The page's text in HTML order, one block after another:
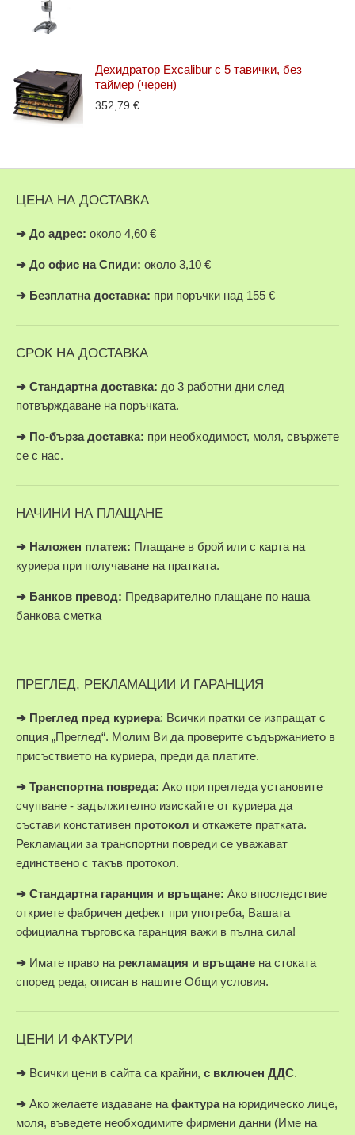
Дехидратор Excalibur с 5 тавички, без
таймер (черен)
352,79 €
ЦЕНА НА ДОСТАВКА
➔ До адрес: около 4,60 €
➔ До офис на Спиди: около 3,10 €
➔ Безплатна доставка: при поръчки над 155 €
СРОК НА ДОСТАВКА
➔ Стандартна доставка: до 3 работни дни след
потвърждаване на поръчката.
➔ По-бърза доставка: при необходимост, моля, свържете
се с нас.
НАЧИНИ НА ПЛАЩАНЕ
➔ Наложен платеж: Плащане в брой или с карта на
куриера при получаване на пратката.
➔ Банков превод: Предварително плащане по наша
банкова сметка
ПРЕГЛЕД, РЕКЛАМАЦИИ И ГАРАНЦИЯ
➔ Преглед пред куриера: Всички пратки се изпращат с
опция „Преглед“. Молим Ви да проверите съдържанието в
присъствието на куриера, преди да платите.
➔ Транспортна повреда: Ако при прегледа установите
счупване - задължително изискайте от куриера да
състави констативен протокол и откажете пратката.
Рекламации за транспортни повреди се уважават
единствено с такъв протокол.
➔ Стандартна гаранция и връщане: Ако впоследствие
откриете фабричен дефект при употреба, Вашата
официална търговска гаранция важи в пълна сила!
➔ Имате право на рекламация и връщане на стоката
според реда, описан в нашите Общи условия.
ЦЕНИ И ФАКТУРИ
➔ Всички цени в сайта са крайни, с включен ДДС.
➔ Ако желаете издаване на фактура на юридическо лице,
моля, въведете необходимите фирмени данни (Име на